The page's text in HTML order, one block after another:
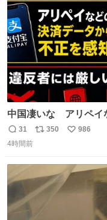
中国凄いな アリペイ
で海外にいる中国人の
があれば帰国命令を出
返
信
31
リ
数
350
い
数
986
4時間前